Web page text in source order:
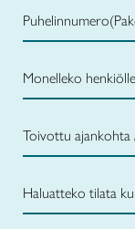
Puhelinnumero
Monelleko
Toivottu ajankohta
Haluatteko tilata